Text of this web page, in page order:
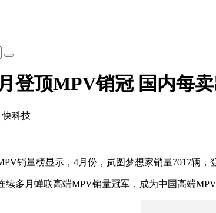
登顶MPV销冠 国内每
快科技
销量榜显示，4月份，岚图梦想家销量7017辆，
月蝉联高端MPV销量冠军，成为中国高端MPV